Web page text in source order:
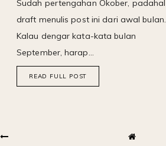
Sudah pertengahan Okober, padahal
draft menulis post ini dari awal bulan.
Kalau dengar kata-kata bulan
September, harap…
READ FULL POST